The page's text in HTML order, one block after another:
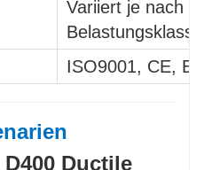
Variiert je nach
ISO9001, CE,